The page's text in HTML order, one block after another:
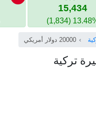
15,434
13.48%
20000 دولار أمريكي